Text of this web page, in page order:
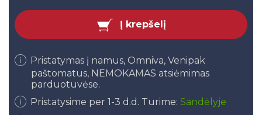
Į krepšelį
Pristatymas į namus, Omniva, Venipak
paštomatus, NEMOKAMAS atsiėmimas
parduotuvėse.
Pristatysime per 1-3 d.d. Turime: Sandėlyje